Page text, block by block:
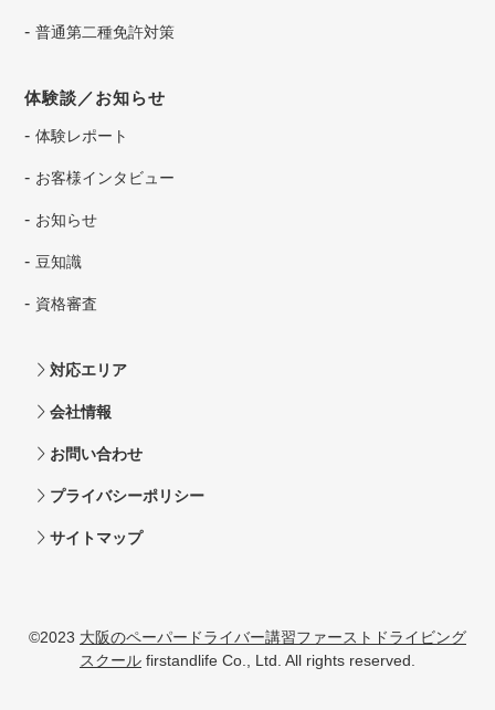
普通第二種免許対策
体験談／お知らせ
体験レポート
お客様インタビュー
お知らせ
豆知識
資格審査
対応エリア
会社情報
お問い合わせ
プライバシーポリシー
サイトマップ
©2023 大阪のペーパードライバー講習ファーストドライビング
スクール firstandlife Co., Ltd. All rights reserved.